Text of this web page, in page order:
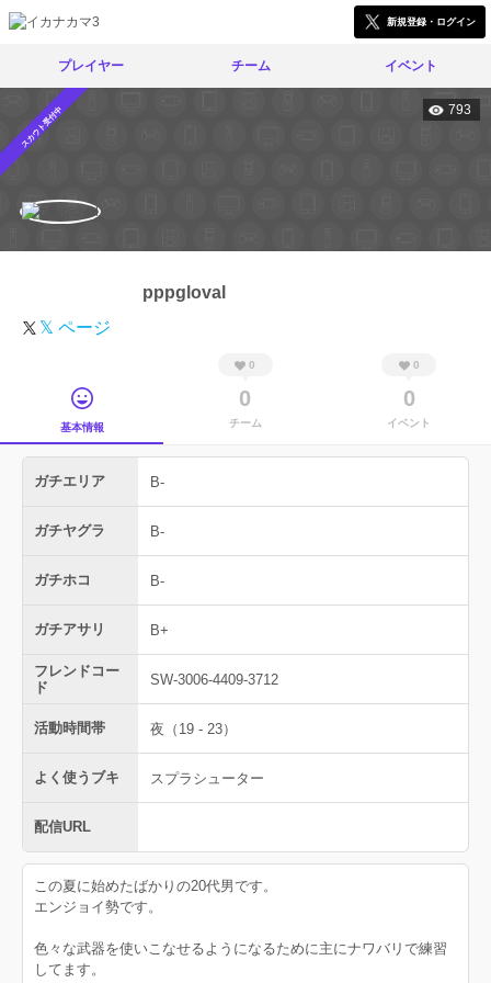
新規登録・ログイン
プレイヤー チーム イベント
スカウト受付中 793
pppgloval
𝕏 ページ
基本情報
0
0
チーム
0
0
イベント
ガチエリア B-
ガチヤグラ B-
ガチホコ B-
ガチアサリ B+
フレンドコー
ド
SW-3006-4409-3712
活動時間帯 夜（19 - 23）
よく使うブキ スプラシューター
配信URL
この夏に始めたばかりの20代男です。
エンジョイ勢です。
色々な武器を使いこなせるようになるために主にナワバリで練習
してます。